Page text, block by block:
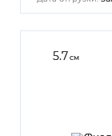
5.7см